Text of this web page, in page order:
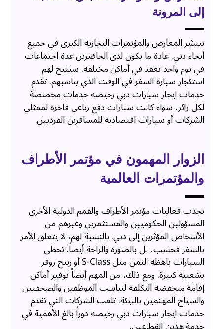
إلى المرونة
تنتشر المعارض والمؤتمرات التجارية الكبرى في جميع
أنحاء دبي. عادة ما يكون لدى الحاضرين عدة اجتماعات
في يوم واحد تعقد في أماكن مختلفة. سيتيح لهم
استئجار سيارة السفر في الوقت الذي يناسبهم. تقدم
خدمات ايجار سيارات دبي رخيصه خدمات مخصصة
لكل زائر، سواء كانت سيارات دفع رباعي فاخرة لممثلي
الشركات أو سيارات اقتصادية للمسافرين الفرديين.
الزوار المهمون في مؤتمر الأطراف
والمؤتمرات العالمية
تجذب فعاليات مؤتمر الأطراف والقمم الدولية الأخرى
المسؤولين الحكوميين والمستثمرين وغيرهم من
الأشخاص المؤثرين إلى دبي. بالنسبة لهم، لا يتعلق الأمر
بالسفر فحسب، بل بالصورة والراحة أيضاً. تحظى
السيارات باهظة الثمن مثل S-Class أو رينج روفر
بشعبية كبيرة. ومع ذلك، من المهم أيضاً توفير أماكن
إقامة منخفضة التكلفة لتناسب الموظفين والصحفيين
والسياح المهتمين بالبيئة. تلعب الشركات التي تقدم
خدمات ايجار سيارات دبي رخيصه دوراً بالغ الأهمية في